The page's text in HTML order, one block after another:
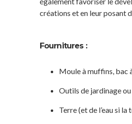
créations et en leur posant
Fournitures :
Moule à muffins, bac
Outils de jardinage
Terre (et de l’eau si la